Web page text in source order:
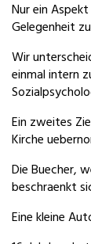
Nur ein
Gelegenheit
Wir
einmal intern
Ein zweites
Kirche
Die Buecher,
beschraenkt
Eine kleine